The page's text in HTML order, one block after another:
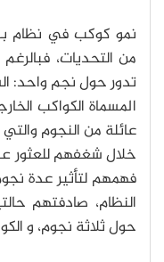
نمو كوكب في نظام
من التحديات،
تدور حول نجم واحد:
المسماة الكواكب
عائلة من النجوم
خلال شغفهم للعثور
فهمهم لتأثير عدة
النظام، صادفتهم
حول ثلاثة نجوم، و